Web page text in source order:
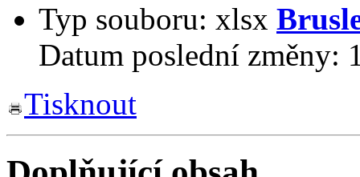
Typ souboru: xlsx
Datum poslední změny:
Tisknout